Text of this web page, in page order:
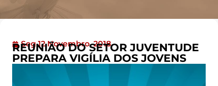
Seg 12 Novembro, 2018
REUNIÃO DO SETOR JUVENTUDE
PREPARA VIGÍLIA DOS JOVENS